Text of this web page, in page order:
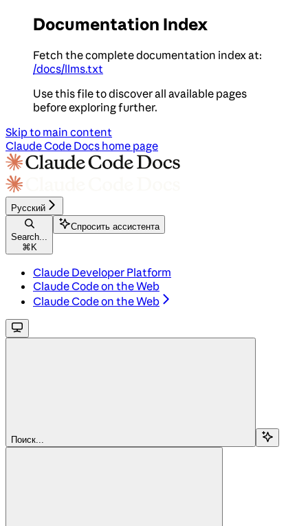
Documentation Index
Fetch the complete documentation index at:
/docs/llms.txt
Use this file to discover all available pages
before exploring further.
Skip to main content
Claude Code Docs home page
Русский
Search...
⌘ K
Спросить ассистента
Claude Developer Platform
Claude Code on the Web
Claude Code on the Web
Поиск...